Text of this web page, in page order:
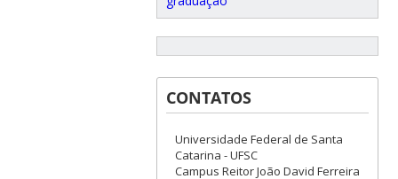
CONTATOS
Universidade Federal de Santa
Catarina - UFSC
Campus Reitor João David Ferreira